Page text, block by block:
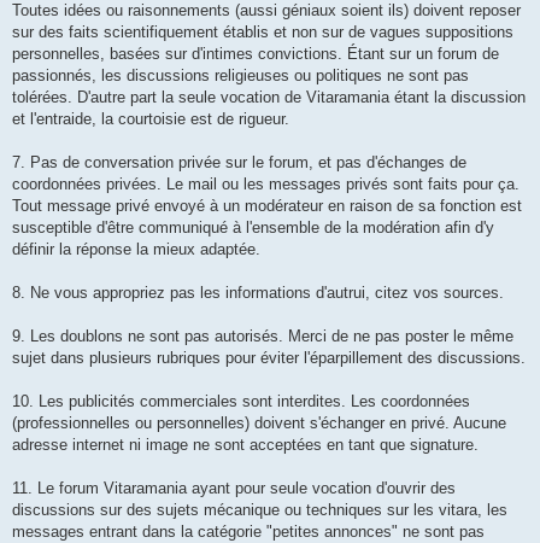
Toutes idées ou raisonnements (aussi géniaux soient ils) doivent reposer
sur des faits scientifiquement établis et non sur de vagues suppositions
personnelles, basées sur d'intimes convictions. Étant sur un forum de
passionnés, les discussions religieuses ou politiques ne sont pas
tolérées. D'autre part la seule vocation de Vitaramania étant la discussion
et l'entraide, la courtoisie est de rigueur.
7. Pas de conversation privée sur le forum, et pas d'échanges de
coordonnées privées. Le mail ou les messages privés sont faits pour ça.
Tout message privé envoyé à un modérateur en raison de sa fonction est
susceptible d'être communiqué à l'ensemble de la modération afin d'y
définir la réponse la mieux adaptée.
8. Ne vous appropriez pas les informations d'autrui, citez vos sources.
9. Les doublons ne sont pas autorisés. Merci de ne pas poster le même
sujet dans plusieurs rubriques pour éviter l'éparpillement des discussions.
10. Les publicités commerciales sont interdites. Les coordonnées
(professionnelles ou personnelles) doivent s'échanger en privé. Aucune
adresse internet ni image ne sont acceptées en tant que signature.
11. Le forum Vitaramania ayant pour seule vocation d'ouvrir des
discussions sur des sujets mécanique ou techniques sur les vitara, les
messages entrant dans la catégorie "petites annonces" ne sont pas